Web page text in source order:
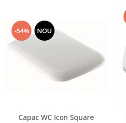
-54% NOU
Capac WC Icon Square